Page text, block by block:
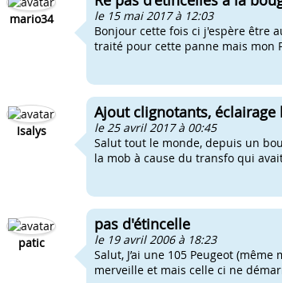
mario34
le 15 mai 2017 à 12:03
Bonjour cette fois ci j'espère être
traité pour cette panne mais mon
Isalys
Ajout clignotants, éclairage
le 25 avril 2017 à 00:45
Salut tout le monde, depuis un
la mob à cause du transfo qui
patic
pas d'étincelle
le 19 avril 2006 à 18:23
Salut, J’ai une 105 Peugeot
merveille et mais celle ci ne